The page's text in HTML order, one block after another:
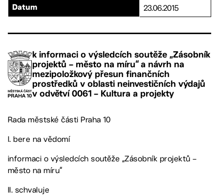
Datum 23.06.2015
k informaci o výsledcích soutěže „Zásobník
projektů – město na míru“ a návrh na
mezipoložkový přesun finančních
prostředků v oblasti neinvestičních výdajů
v odvětví 0061 – Kultura a projekty
Rada městské části Praha 10
I. bere na vědomí
informaci o výsledcích soutěže „Zásobník projektů –
město na míru“
II. schvaluje